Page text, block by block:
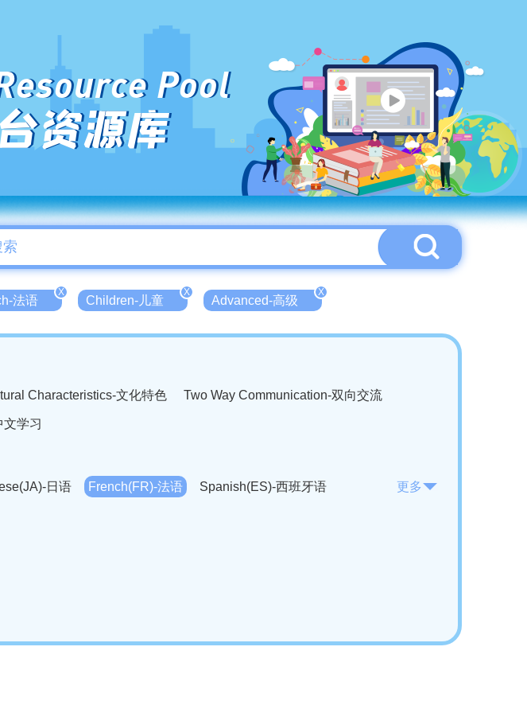
Pool
资源库
法语
X
Children-儿童
X
Advanced-高级
X
Characteristics-文化特色 Two Way Communication-双向交流
学习
日语 French(FR)-法语
Spanish(ES)-西班牙语
更多